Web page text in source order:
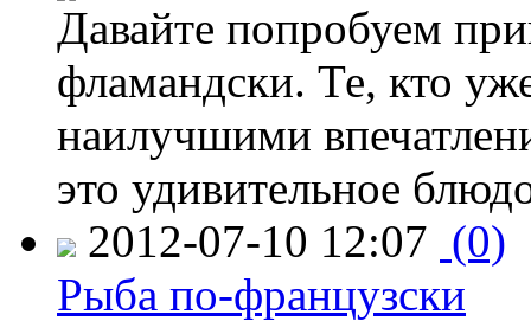
Давайте попробуем
фламандски. Те, кто
наилучшими
это удивительное
2012-07-10 12:07 (0)
Рыба по-французски